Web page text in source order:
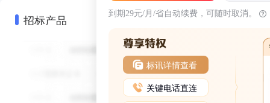
招标产品 到期29元/月/省自动续费，可随时取消。
标讯详情查看
关键电话直连